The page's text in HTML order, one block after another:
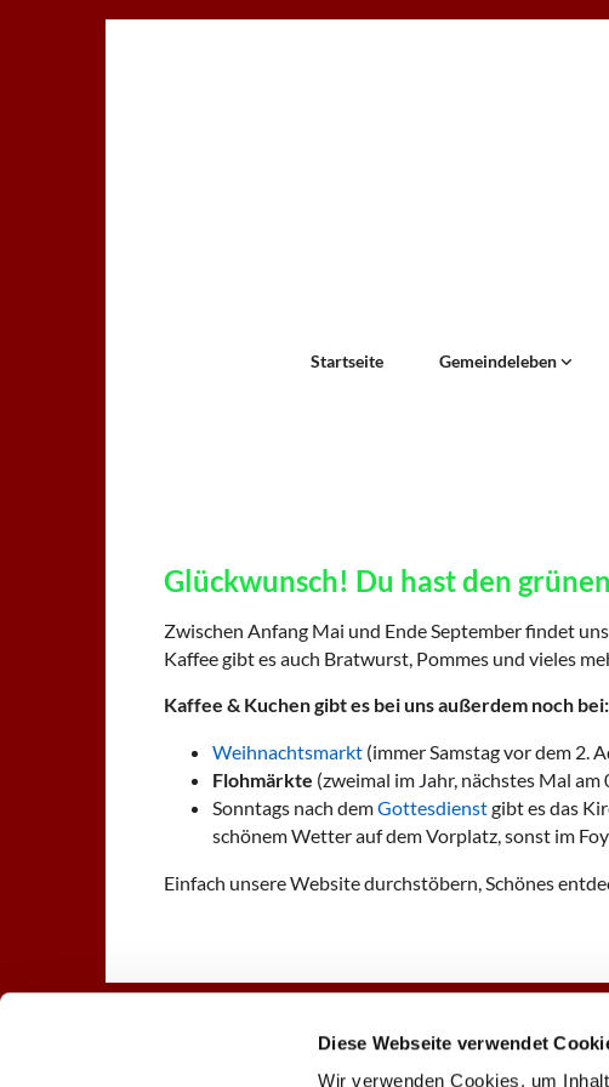
Diese Webseite verwendet
Wir verwenden Cookies, um
Startseite Gemeindeleben
Glückwunsch! Du hast den
Zwischen Anfang Mai und Ende September findet
Kaffee gibt es auch Bratwurst, Pommes und vieles
Kaffee & Kuchen gibt es bei uns außerdem noch bei:
Weihnachtsmarkt (immer Samstag vor dem 2.
Flohmärkte (zweimal im Jahr, nächstes Mal am
Sonntags nach demGottesdienstgibt es das
schönem Wetter auf dem Vorplatz, sonst im
Einfach unsere Website durchstöbern, Schönes
Gottesdienste